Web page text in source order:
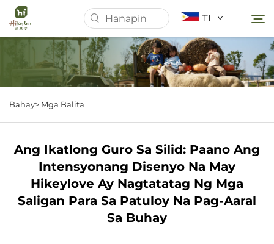
TL
Homepage
Mga Produkto
Mga Balita
Bahay> Mga Balita
Ang Ikatlong Guro Sa Silid: Paano Ang
Intensyonang Disenyo Na May
Hikeylove Ay Nagtatatag Ng Mga
Saligan Para Sa Patuloy Na Pag-Aaral
Sa Buhay